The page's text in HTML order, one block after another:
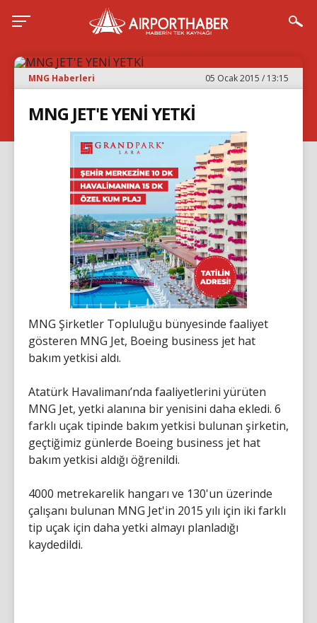
MNG Haberleri 05 Ocak 2015 / 13:15
MNG JET'E YENİ YETKİ
MNG Şirketler Topluluğu bünyesinde faaliyet
gösteren MNG Jet, Boeing business jet hat
bakım yetkisi aldı.
Atatürk Havalimanı’nda faaliyetlerini yürüten
MNG Jet, yetki alanına bir yenisini daha ekledi. 6
farklı uçak tipinde bakım yetkisi bulunan şirketin,
geçtiğimiz günlerde Boeing business jet hat
bakım yetkisi aldığı öğrenildi.
4000 metrekarelik hangarı ve 130'un üzerinde
çalışanı bulunan MNG Jet'in 2015 yılı için iki farklı
tip uçak için daha yetki almayı planladığı
kaydedildi.